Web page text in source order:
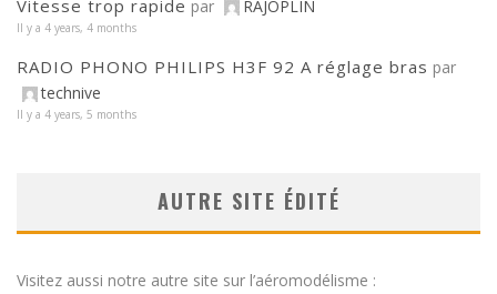
Vitesse trop rapide par RAJOPLIN
Il y a 4 years, 4 months
RADIO PHONO PHILIPS H3F 92 A réglage bras par
technive
Il y a 4 years, 5 months
AUTRE SITE ÉDITÉ
Visitez aussi notre autre site sur l’aéromodélisme :